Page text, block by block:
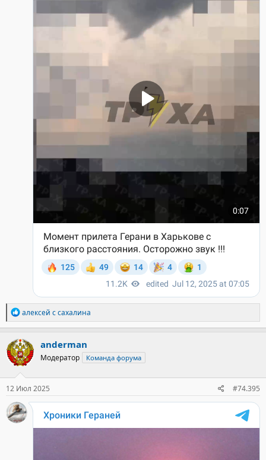
Р
е
а
к
ц
и
и
:
алексей с сахалина
anderman
Модератор Команда форума
12 Июл 2025 #74.395